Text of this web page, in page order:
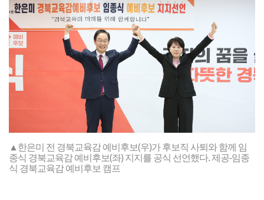
▲한은미 전 경북교육감 예비후보(우)가 후보직 사퇴와 함께 임
종식 경북교육감 예비후보(좌) 지지를 공식 선언했다. 제공-임종
식 경북교육감 예비후보 캠프